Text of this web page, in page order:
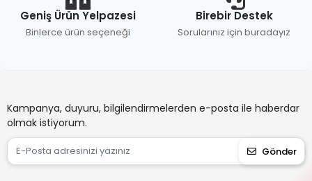
Geniş Ürün Yelpazesi
Binlerce ürün seçeneği
Birebir Destek
Sorularınız için buradayız
Kampanya, duyuru, bilgilendirmelerden e-posta ile haberdar
olmak istiyorum.
Gönder